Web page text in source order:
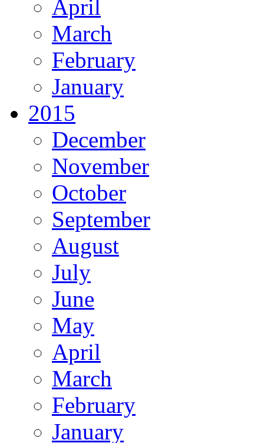
April
March
February
January
2015
December
November
October
September
August
July
June
May
April
March
February
January